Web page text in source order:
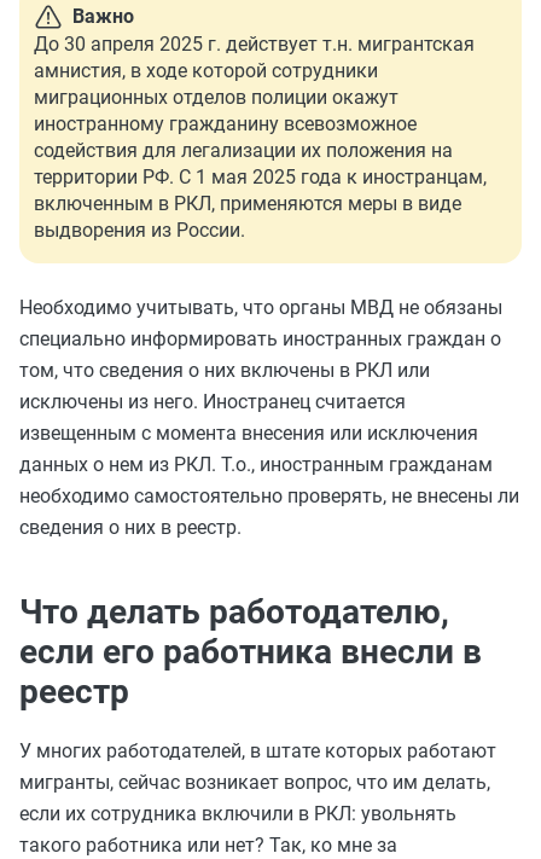
Важно
До 30 апреля 2025 г. действует т.н. мигрантская
амнистия, в ходе которой сотрудники
миграционных отделов полиции окажут
иностранному гражданину всевозможное
содействия для легализации их положения на
территории РФ. С 1 мая 2025 года к иностранцам,
включенным в РКЛ, применяются меры в виде
выдворения из России.
Необходимо учитывать, что органы МВД не обязаны
специально информировать иностранных граждан о
том, что сведения о них включены в РКЛ или
исключены из него. Иностранец считается
извещенным с момента внесения или исключения
данных о нем из РКЛ. Т.о., иностранным гражданам
необходимо самостоятельно проверять, не внесены ли
сведения о них в реестр.
Что делать работодателю,
если его работника внесли в
реестр
У многих работодателей, в штате которых работают
мигранты, сейчас возникает вопрос, что им делать,
если их сотрудника включили в РКЛ: увольнять
такого работника или нет? Так, ко мне за